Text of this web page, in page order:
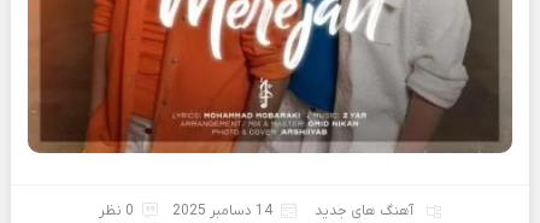
آهنگ های جدید 14 دسامبر 2025 0 نظر